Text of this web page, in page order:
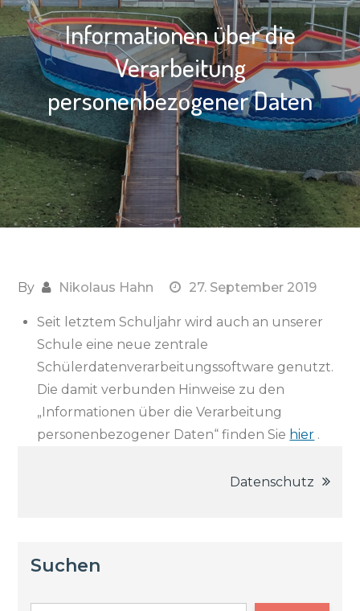
Informationen über die
Verarbeitung
personenbezogener Daten
By Nikolaus Hahn 27. September 2019
Seit letztem Schuljahr wird auch an unserer
Schule eine neue zentrale
Schülerdatenverarbeitungssoftware genutzt.
Die damit verbunden Hinweise zu den
„Informationen über die Verarbeitung
personenbezogener Daten“ finden Sie hier .
BeitragsnavigationDatenschutz
Suchen